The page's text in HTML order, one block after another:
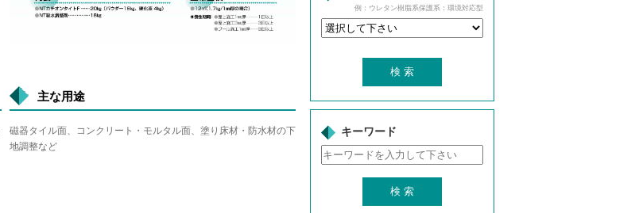
主な用途
磁器タイル面、コンクリート・モルタル面、塗り床材・防水材の下
地調整など
例：ウレタン樹脂系保護系：環境対応型
キーワード